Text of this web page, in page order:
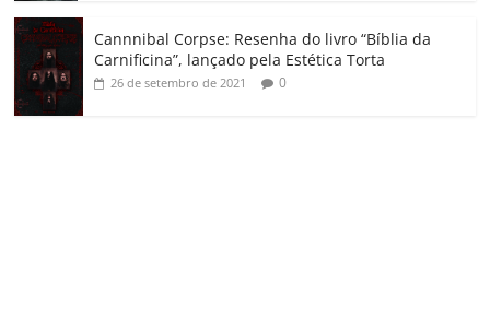
Cannnibal Corpse: Resenha do livro “Bíblia da
Carnificina”, lançado pela Estética Torta
26 de setembro de 2021 0